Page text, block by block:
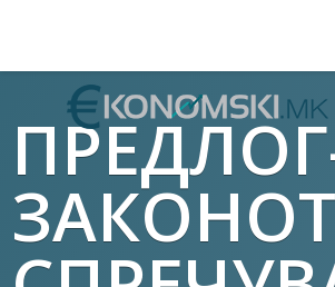
АКТУЕЛНО
ЕКОНОМИЈА
ФИНАНСИИ
БАНКАРСТВО